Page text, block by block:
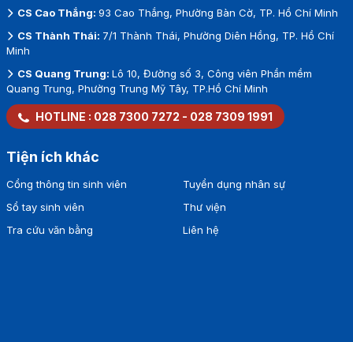
CS Cao Thắng: 93 Cao Thắng, Phường Bàn Cờ, TP. Hồ Chí Minh
CS Thành Thái: 7/1 Thành Thái, Phường Diên Hồng, TP. Hồ Chí
Minh
CS Quang Trung: Lô 10, Đường số 3, Công viên Phần mềm
Quang Trung, Phường Trung Mỹ Tây, TP.Hồ Chí Minh
HOTLINE : 028 7300 7272 - 028 7309 1991
Tiện ích khác
Cổng thông tin sinh viên
Sổ tay sinh viên
Tra cứu văn bằng
Tuyển dụng nhân sự
Thư viện
Liên hệ